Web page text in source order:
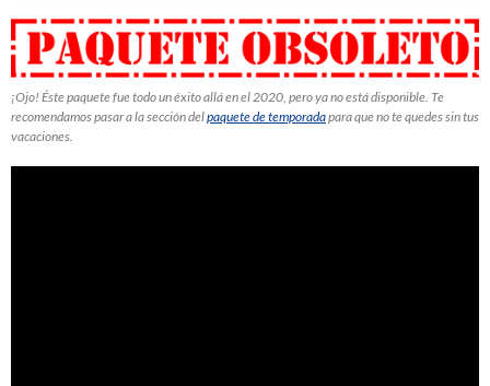
¡Ojo! Éste paquete fue todo un éxito allá en el 2020, pero ya no está disponible. Te
recomendamos pasar a la sección delpaquete de temporadapara que no te quedes sin tus
vacaciones.